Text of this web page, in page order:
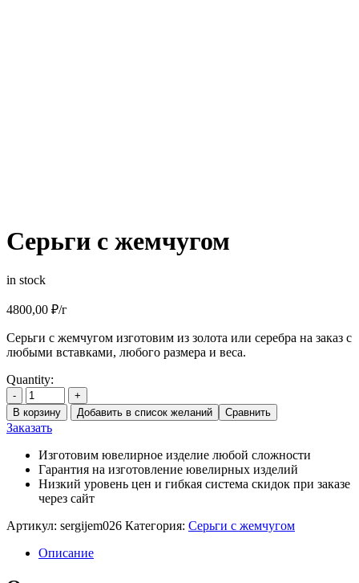
Серьги с жемчугом
in stock
4800,00 ₽/г
Серьги с жемчугом изготовим из золота или серебра на заказ с
любыми вставками, любого размера и веса.
Quantity:
-
+
В корзину
Добавить в список желаний Сравнить
Заказать
Изготовим ювелирное изделие любой сложности
Гарантия на изготовление ювелирных изделий
Низкий уровень цен и гибкая система скидок при заказе
через сайт
Артикул: sergijem026 Категория: Серьги с жемчугом
Описание